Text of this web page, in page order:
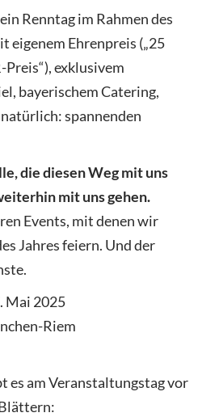
Renntag im Rahmen des
eigenem Ehrenpreis („25
Preis“), exklusivem
bayerischem Catering,
spannenden
die diesen Weg mit uns
mit uns gehen.
Events, mit denen wir
Jahres feiern. Und der
Mai 2025
Riem
es am Veranstaltungstag vor